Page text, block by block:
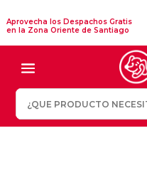
Aprovecha los Despachos Gratis
en la Zona Oriente de Santiago